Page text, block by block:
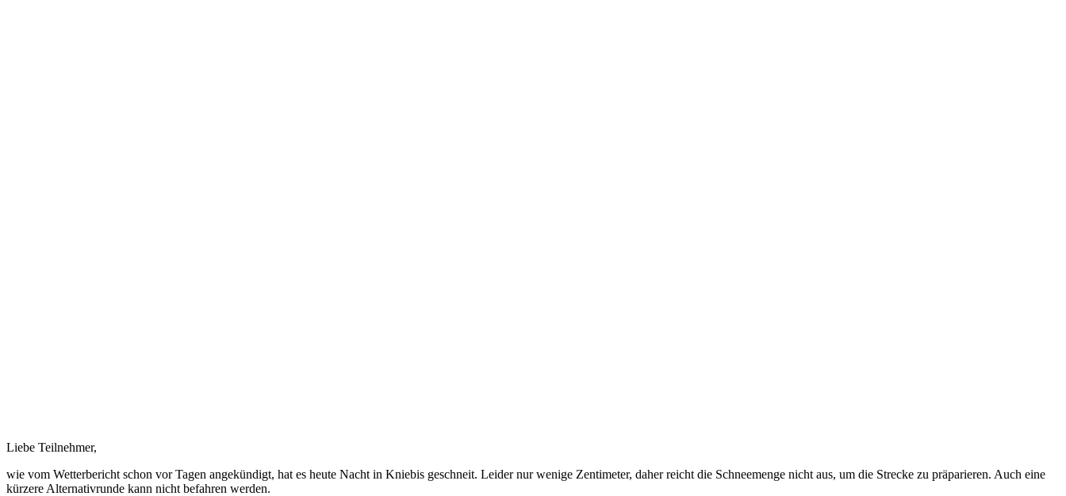
Liebe Teilnehmer,
wie vom Wetterbericht schon vor Tagen angekündigt, hat es heute Nacht in Kniebis geschneit. Leider nur wenige Zentimeter, daher reicht die Schneemenge nicht aus, um die Strecke zu präparieren. Auch eine
kürzere Alternativrunde kann nicht befahren werden.